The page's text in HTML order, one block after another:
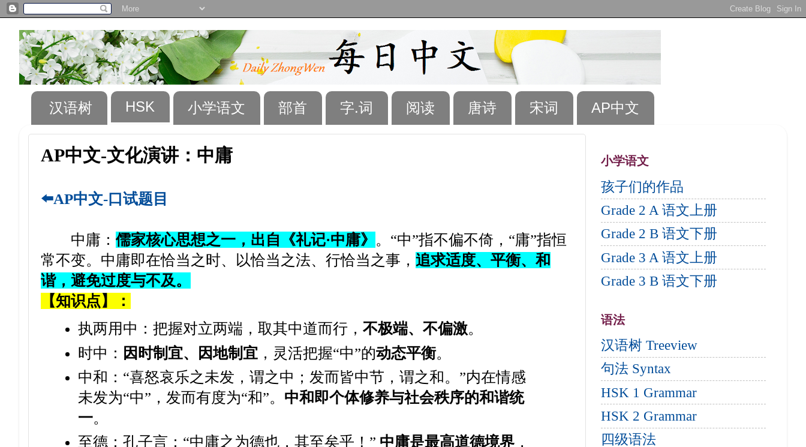
汉语树 HSK 小学语文 部首 字.词 阅读 唐诗 宋词 AP中文
AP中文-文化演讲：中庸
⬅️AP中文-口试题目
中庸：儒家核心思想之一，出自《礼记·中庸》 。“中”指不偏不倚，“庸”指恒
常不变。中庸即在恰当之时、以恰当之法、行恰当之事， 追求适度、平衡、和
谐，避免过度与不及。
【知识点】：
执两用中：把握对立两端，取其中道而行， 不极端、不偏激。
时中： 因时制宜、因地制宜 ，灵活把握“中”的动态平衡。
中和：“喜怒哀乐之未发，谓之中；发而皆中节，谓之和。”内在情感
未发为“中”，发而有度为“和”。 中和即个体修养与社会秩序的和谐统
一。
至德：孔子言：“中庸之为德也，其至矣乎！” 中庸是最高道德境界，
小学语文
孩子们的作品
Grade 2 A 语文上册
Grade 2 B 语文下册
Grade 3 A 语文上册
Grade 3 B 语文下册
语法
汉语树 Treeview
句法 Syntax
HSK 1 Grammar
HSK 2 Grammar
四级语法